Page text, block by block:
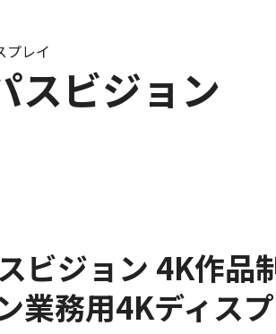
スビジョン
プレイ
ビジョン 4K作品
業務用4Kディス